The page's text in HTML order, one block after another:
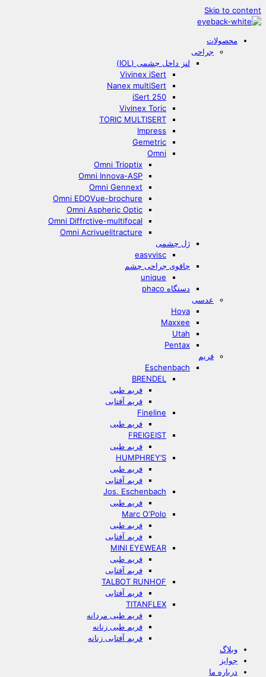
Skip to content
محصولات
جراحی
لنز داخل چشمی (IOL)
Vivinex iSert
Nanex multiSert
iSert 250
Vivinex Toric
TORIC MULTISERT
Impress
Gemetric
Omni
Omni Trioptix
Omni Innova-ASP
Omni Gennext
Omni EDOVue-brochure
Omni Aspheric Optic
Omni Diffrctive-multifocal
Omni Acrivuelitracture
ژل چشمی
easyvisc
چاقوی جراحی چشم
unique
دستگاه phaco
عدسی
Hoya
Maxxee
Utah
Pentax
فریم
Eschenbach
BRENDEL
فریم طبی
فریم آفتابی
Fineline
فریم طبی
FREIGEIST
فریم طبی
HUMPHREY’S
فریم طبی
فریم آفتابی
Jos. Eschenbach
فریم طبی
Marc O‘Polo
فریم طبی
فریم آفتابی
MINI EYEWEAR
فریم طبی
فریم آفتابی
TALBOT RUNHOF
فریم آفتابی
TITANFLEX
فریم طبی مردانه
فریم طبی زنانه
فریم آفتابی زنانه
وبلاگ
جوایز
درباره ما